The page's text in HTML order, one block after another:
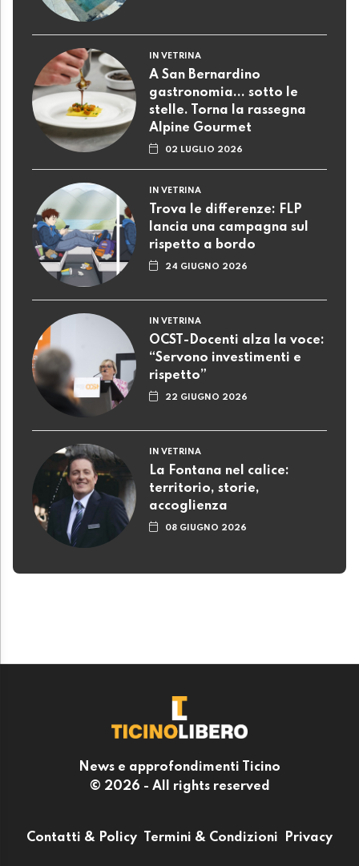
IN VETRINA
A San Bernardino
gastronomia... sotto le
stelle. Torna la rassegna
Alpine Gourmet
02 LUGLIO 2026
IN VETRINA
Trova le differenze: FLP
lancia una campagna sul
rispetto a bordo
24 GIUGNO 2026
IN VETRINA
OCST-Docenti alza la voce:
“Servono investimenti e
rispetto”
22 GIUGNO 2026
IN VETRINA
La Fontana nel calice:
territorio, storie,
accoglienza
08 GIUGNO 2026
News e approfondimenti Ticino
© 2026 - All rights reserved
Contatti & Policy Termini & Condizioni Privacy